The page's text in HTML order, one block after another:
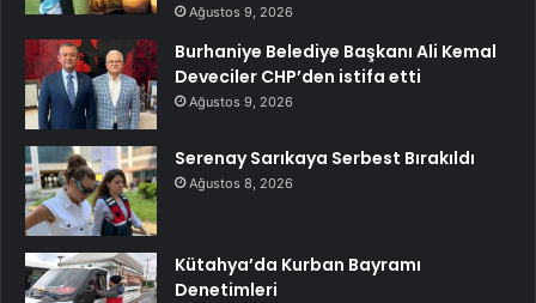
Ağustos 9, 2026
Burhaniye Belediye Başkanı Ali Kemal
Deveciler CHP’den istifa etti
Ağustos 9, 2026
Serenay Sarıkaya Serbest Bırakıldı
Ağustos 8, 2026
Kütahya’da Kurban Bayramı
Denetimleri